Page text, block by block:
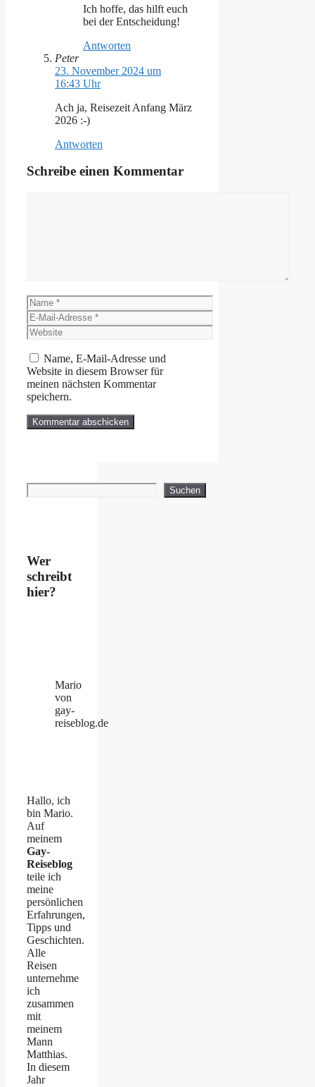
Ich hoffe, das hilft euch
bei der Entscheidung!
Antworten
Peter
23. November 2024 um
16:43 Uhr
Ach ja, Reisezeit Anfang März
2026 :-)
Antworten
Schreibe einen Kommentar
Name
E-
Mail-
Adresse
Website
Name, E-Mail-Adresse und
Website in diesem Browser für
meinen nächsten Kommentar
speichern.
Suchen Suchen
Wer
schreibt
hier?
Mario
von
gay-
reiseblog.de
Hallo, ich
bin Mario.
Auf
meinem
Gay-
Reiseblog
teile ich
meine
persönlichen
Erfahrungen,
Tipps und
Geschichten.
Alle
Reisen
unternehme
ich
zusammen
mit
meinem
Mann
Matthias.
In diesem
Jahr